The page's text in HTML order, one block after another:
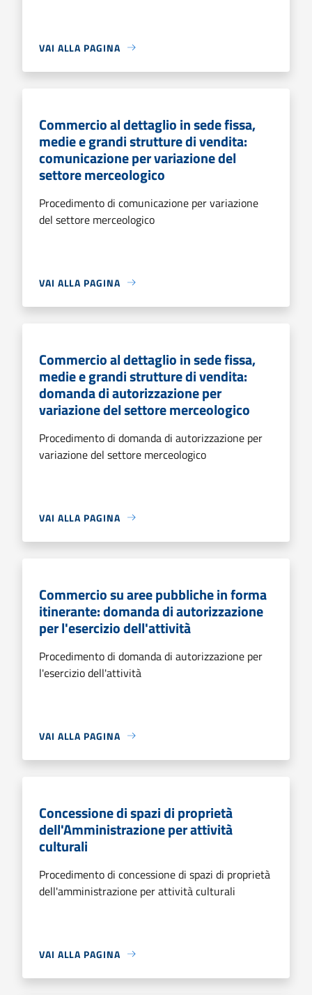
VAI ALLA PAGINA
Commercio al dettaglio in sede fissa,
medie e grandi strutture di vendita:
comunicazione per variazione del
settore merceologico
Procedimento di comunicazione per variazione
del settore merceologico
VAI ALLA PAGINA
Commercio al dettaglio in sede fissa,
medie e grandi strutture di vendita:
domanda di autorizzazione per
variazione del settore merceologico
Procedimento di domanda di autorizzazione per
variazione del settore merceologico
VAI ALLA PAGINA
Commercio su aree pubbliche in forma
itinerante: domanda di autorizzazione
per l'esercizio dell'attività
Procedimento di domanda di autorizzazione per
l'esercizio dell'attività
VAI ALLA PAGINA
Concessione di spazi di proprietà
dell'Amministrazione per attività
culturali
Procedimento di concessione di spazi di proprietà
dell'amministrazione per attività culturali
VAI ALLA PAGINA